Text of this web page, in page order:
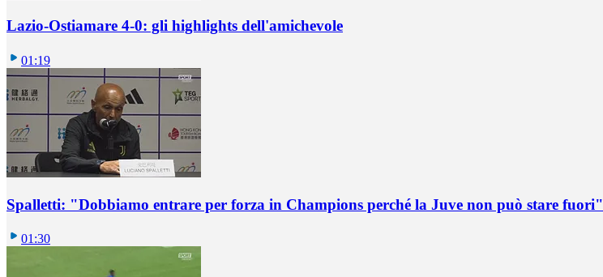
Lazio-Ostiamare 4-0: gli highlights dell'amichevole
01:19
Spalletti: "Dobbiamo entrare per forza in Champions perché la Juve non può stare fuori"
01:30